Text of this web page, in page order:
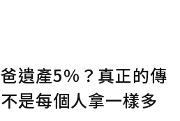
遺產5%？真正的傳
是每個人拿一樣多